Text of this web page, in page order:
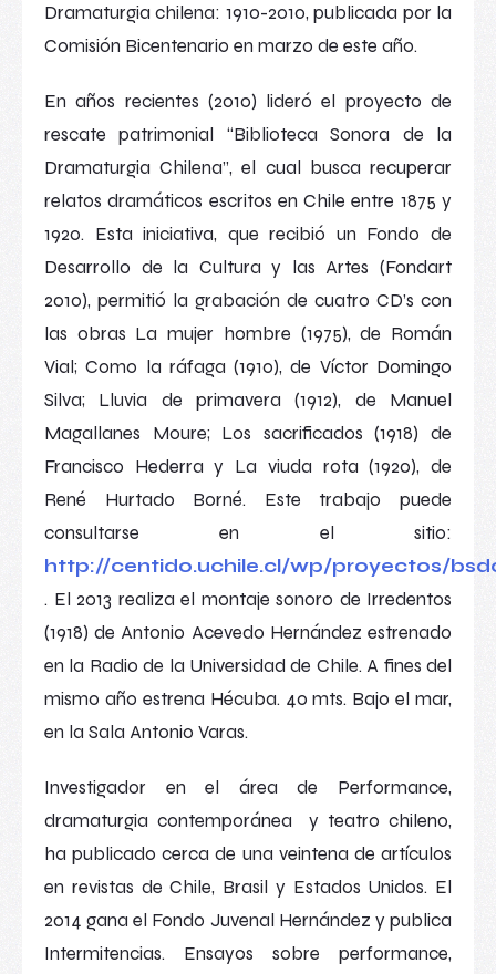
Dramaturgia chilena: 1910-2010, publicada por la
Comisión Bicentenario en marzo de este año.
En años recientes (2010) lideró el proyecto de
rescate patrimonial “Biblioteca Sonora de la
Dramaturgia Chilena”, el cual busca recuperar
relatos dramáticos escritos en Chile entre 1875 y
1920. Esta iniciativa, que recibió un Fondo de
Desarrollo de la Cultura y las Artes (Fondart
2010), permitió la grabación de cuatro CD’s con
las obras La mujer hombre (1975), de Román
Vial;Como la ráfaga (1910), de Víctor Domingo
Silva; Lluvia de primavera (1912), de Manuel
Magallanes Moure; Los sacrificados (1918) de
Francisco Hederra y La viuda rota (1920), de
René Hurtado Borné. Este trabajo puede
consultarse en el sitio:
http://centido.uchile.cl/wp/proyectos/
. El 2013 realiza el montaje sonoro de Irredentos
(1918) de Antonio Acevedo Hernández estrenado
en la Radio de la Universidad de Chile. A fines del
mismo año estrena Hécuba. 40 mts. Bajo el mar,
en la Sala Antonio Varas.
Investigador en el área de Performance,
dramaturgia contemporánea y teatro chileno,
ha publicado cerca de una veintena de artículos
en revistas de Chile, Brasil y Estados Unidos. El
2014 gana el Fondo Juvenal Hernández y publica
Intermitencias. Ensayos sobre performance,